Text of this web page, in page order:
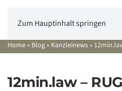
Zum Hauptinhalt springen
Home » Blog » Kanzleinews »
12min.law –